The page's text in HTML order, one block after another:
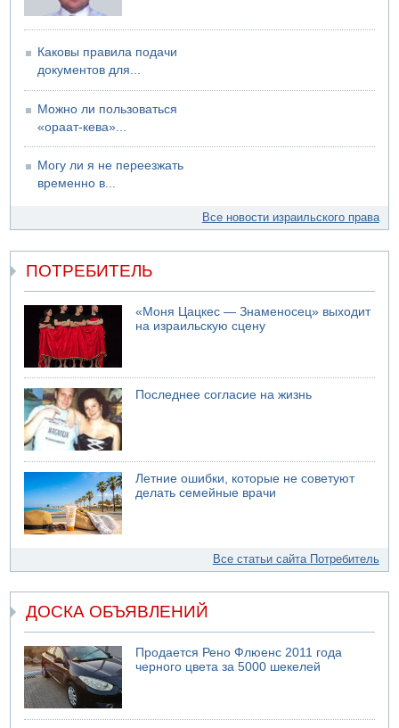
Каковы правила подачи
документов для...
Можно ли пользоваться
«ораат-кева»...
Могу ли я не переезжать
временно в...
Все новости израильского права
ПОТРЕБИТЕЛЬ
«Моня Цацкес — Знаменосец» выходит
на израильскую сцену
Последнее согласие на жизнь
Летние ошибки, которые не советуют
делать семейные врачи
Все статьи сайта Потребитель
ДОСКА ОБЪЯВЛЕНИЙ
Продается Рено Флюенс 2011 года
черного цвета за 5000 шекелей